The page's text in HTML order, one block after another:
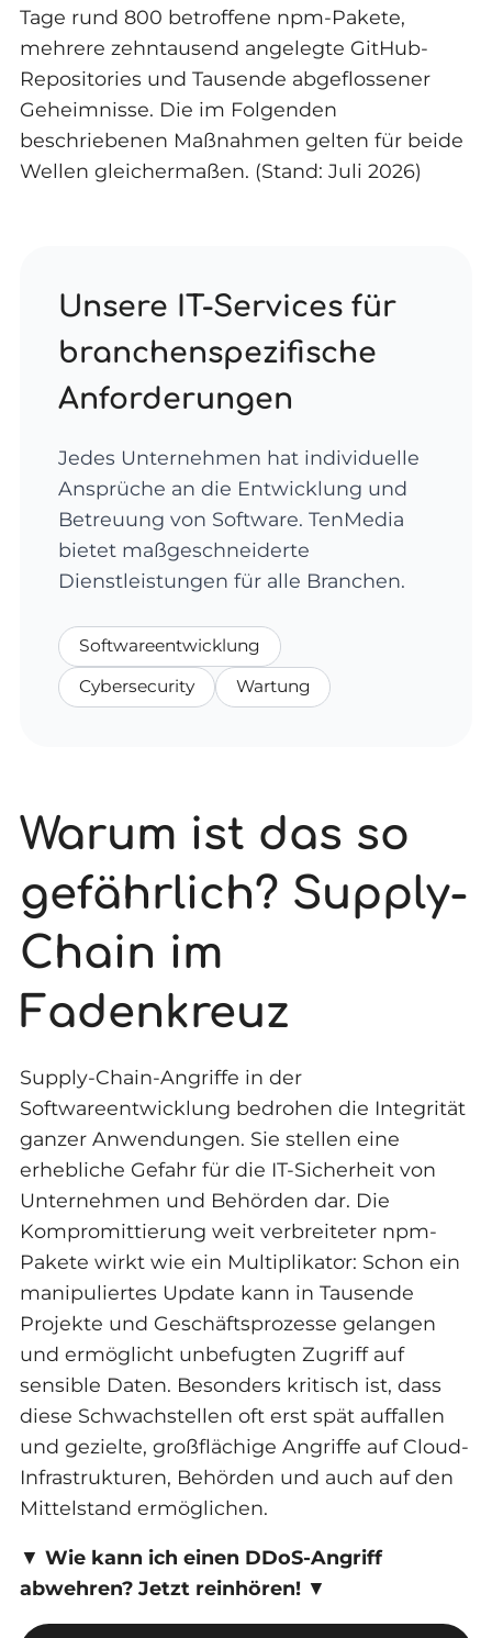
Tage rund 800 betroffene npm-Pakete,
mehrere zehntausend angelegte GitHub-
Repositories und Tausende abgeflossener
Geheimnisse. Die im Folgenden
beschriebenen Maßnahmen gelten für beide
Wellen gleichermaßen. (Stand: Juli 2026)
Unsere IT-Services für
branchenspezifische
Anforderungen
Jedes Unternehmen hat individuelle
Ansprüche an die Entwicklung und
Betreuung von Software. TenMedia
bietet maßgeschneiderte
Dienstleistungen für alle Branchen.
Softwareentwicklung
Cybersecurity
Wartung
Warum ist das so
gefährlich? Supply-
Chain im
Fadenkreuz
Supply-Chain-Angriffe in der
Softwareentwicklung bedrohen die Integrität
ganzer Anwendungen. Sie stellen eine
erhebliche Gefahr für die IT-Sicherheit von
Unternehmen und Behörden dar. Die
Kompromittierung weit verbreiteter npm-
Pakete wirkt wie ein Multiplikator: Schon ein
manipuliertes Update kann in Tausende
Projekte und Geschäftsprozesse gelangen
und ermöglicht unbefugten Zugriff auf
sensible Daten. Besonders kritisch ist, dass
diese Schwachstellen oft erst spät auffallen
und gezielte, großflächige Angriffe auf Cloud-
Infrastrukturen, Behörden und auch auf den
Mittelstand ermöglichen.
▼ Wie kann ich einen DDoS-Angriff
abwehren? Jetzt reinhören!▼